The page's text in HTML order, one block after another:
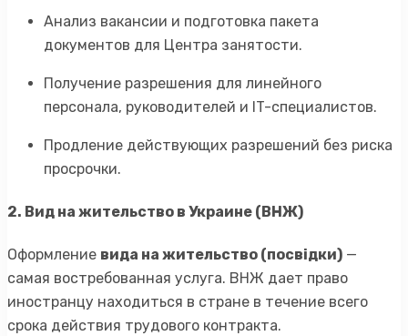
Анализ вакансии и подготовка пакета
документов для Центра занятости.
Получение разрешения для линейного
персонала, руководителей и IT-специалистов.
Продление действующих разрешений без риска
просрочки.
2. Вид на жительство в Украине (ВНЖ)
Оформление вида на жительство (посвідки) —
самая востребованная услуга. ВНЖ дает право
иностранцу находиться в стране в течение всего
срока действия трудового контракта.